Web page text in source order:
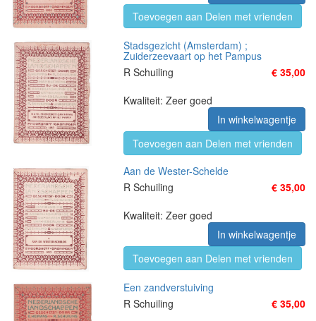
Toevoegen aan Delen met vrienden
Stadsgezicht (Amsterdam) ;
Zuiderzeevaart op het Pampus
R Schuiling
€ 35,00
Kwaliteit: Zeer goed
In winkelwagentje
Toevoegen aan Delen met vrienden
Aan de Wester-Schelde
R Schuiling
€ 35,00
Kwaliteit: Zeer goed
In winkelwagentje
Toevoegen aan Delen met vrienden
Een zandverstuiving
R Schuiling
€ 35,00